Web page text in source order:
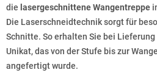
die lasergeschnittene Wangentreppe
Die Laserschneidtechnik sorgt für
Schnitte. So erhalten Sie bei
Unikat, das von der Stufe bis zur
angefertigt wurde.